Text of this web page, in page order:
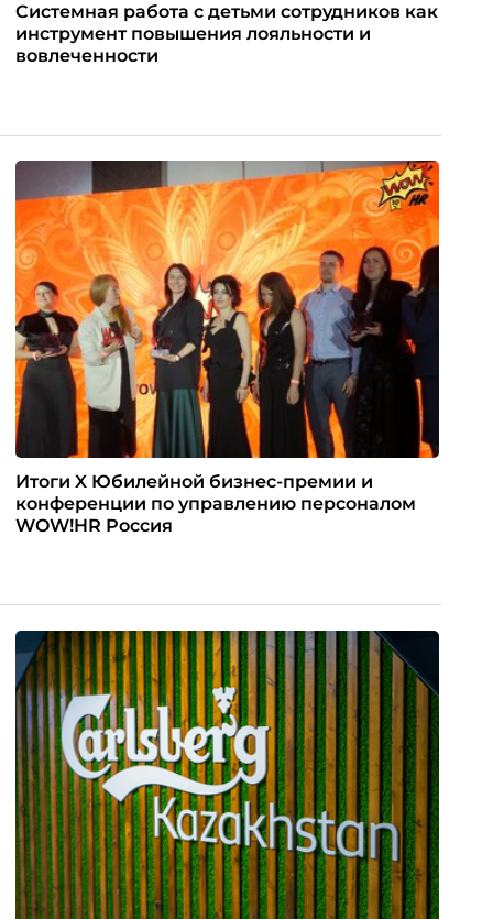
Системная работа с детьми сотрудников как
инструмент повышения лояльности и
вовлеченности
Итоги X Юбилейной бизнес-премии и
конференции по управлению персоналом
WOW!HR Россия